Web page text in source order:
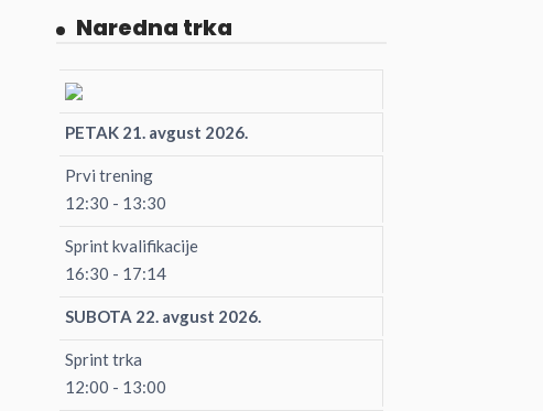
Naredna trka
PETAK 21. avgust 2026.
Prvi trening
12:30 - 13:30
Sprint kvalifikacije
16:30 - 17:14
SUBOTA 22. avgust 2026.
Sprint trka
12:00 - 13:00